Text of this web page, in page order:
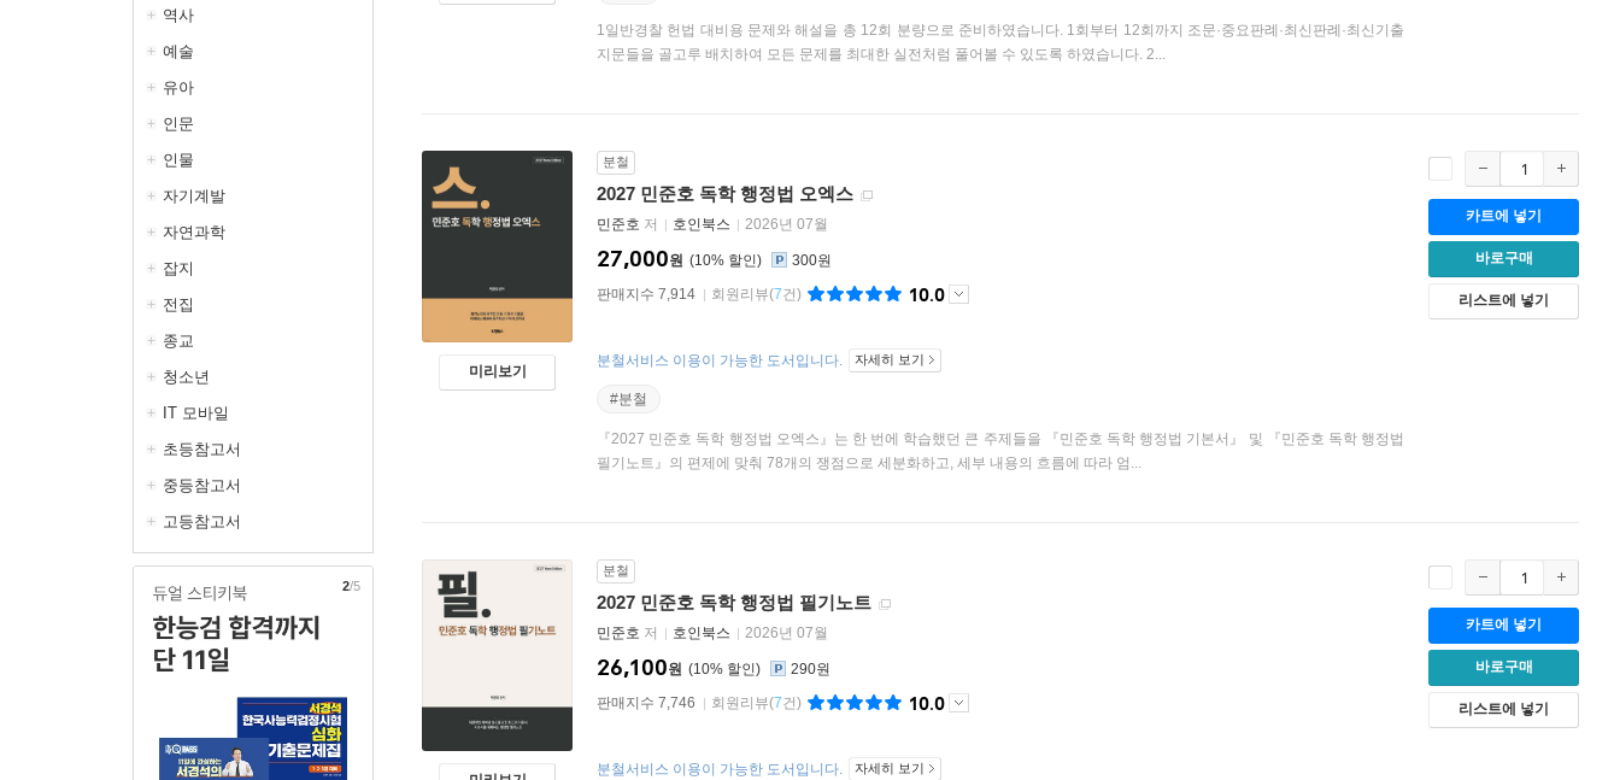
역사
예술
유아
인문
인물
자기계발
자연과학
잡지
전집
종교
청소년
IT 모바일
초등참고서
중등참고서
고등참고서
3/5
1일반경찰 헌법 대비용 문제와 해설을 총 12회 분량으로 준비하였습니다. 1회부터 12회까지 조문·중요판례·최신판례·최신기출
지문들을 골고루 배치하여 모든 문제를 최대한 실전처럼 풀어볼 수 있도록 하였습니다. 2...
미리보기
분철
2027 민준호 독학 행정법 오엑스
민준호 저 호인북스 2026년 07월
10%
27,000원
300원
판매지수 7,914
회원리뷰(7건) 10.0
분철서비스 이용이 가능한 도서입니다. 자세히 보기
#분철
『2027 민준호 독학 행정법 오엑스』는 한 번에 학습했던 큰 주제들을 『민준호 독학 행정법 기본서』 및 『민준호 독학 행정법
필기노트』의 편제에 맞춰 78개의 쟁점으로 세분화하고, 세부 내용의 흐름에 따라 엄...
카트에 넣기
바로구매
리스트에 넣기
분철
2027 민준호 독학 행정법 필기노트
민준호 저 호인북스 2026년 07월
10%
26,100원
290원
판매지수 7,746
회원리뷰(7건) 10.0
분철서비스 이용이 가능한 도서입니다. 자세히 보기
카트에 넣기
바로구매
리스트에 넣기